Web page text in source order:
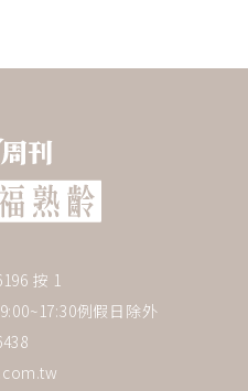
按 1
例假日除外